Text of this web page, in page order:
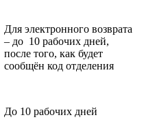
Для электронного возврата
– до 10 рабочих дней,
после того, как будет
сообщён код отделения
До 10 рабочих дней